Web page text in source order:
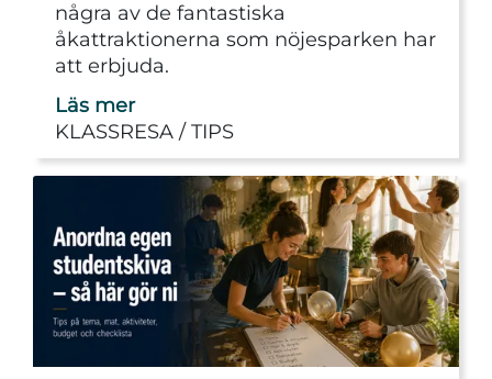
några av de fantastiska
åkattraktionerna som nöjesparken har
att erbjuda.
Läs mer
KLASSRESA
TIPS